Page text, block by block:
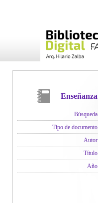
Enseñanza
Búsqueda
Tipo de documento
Autor
Título
Año